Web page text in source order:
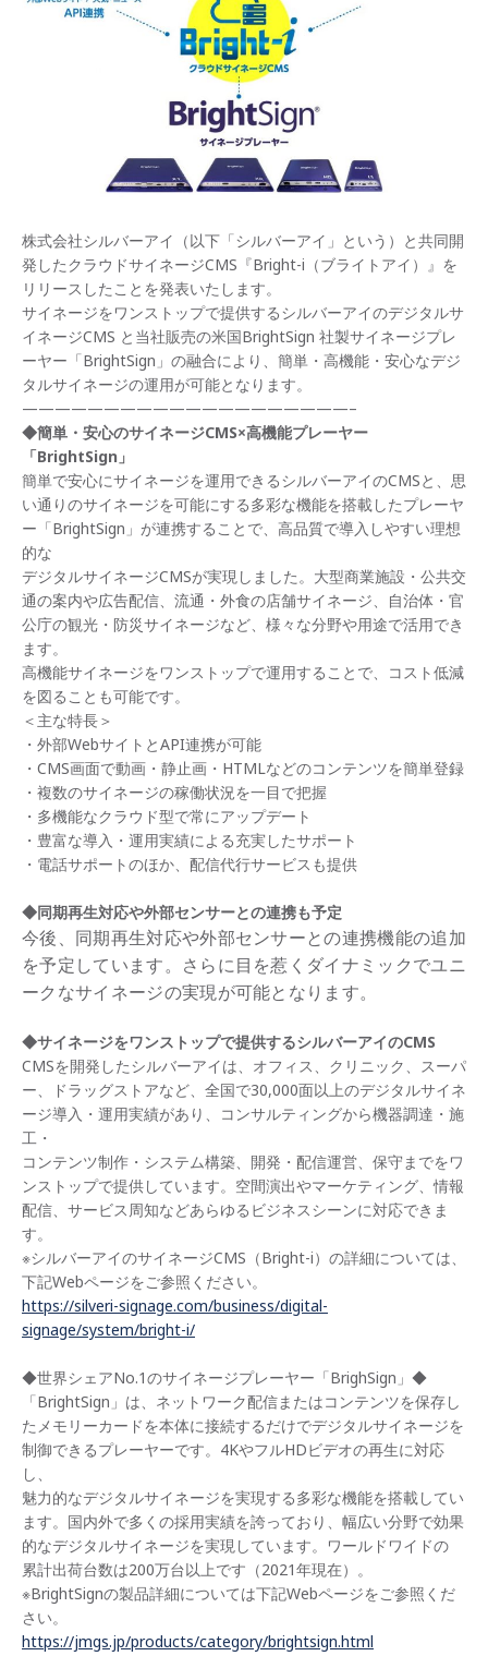
株式会社シルバーアイ（以下「シルバーアイ」という）と共同開
発したクラウドサイネージCMS『Bright-i（ブライトアイ）』を
リリースしたことを発表いたします。
サイネージをワンストップで提供するシルバーアイのデジタルサ
イネージCMS と当社販売の⽶国BrightSign 社製サイネージプレ
ーヤー「BrightSign」の融合により、簡単・⾼機能・安⼼なデジ
タルサイネージの運⽤が可能となります。
————————————————————–
◆簡単・安心のサイネージCMS×高機能プレーヤー
「BrightSign」
簡単で安心にサイネージを運用できるシルバーアイのCMSと、思
い通りのサイネージを可能にする多彩な機能を搭載したプレーヤ
ー「BrightSign」が連携することで、高品質で導入しやすい理想
的な
デジタルサイネージCMSが実現しました。大型商業施設・公共交
通の案内や広告配信、流通・外食の店舗サイネージ、自治体・官
公庁の観光・防災サイネージなど、様々な分野や用途で活用でき
ます。
高機能サイネージをワンストップで運用することで、コスト低減
を図ることも可能です。
＜主な特長＞
・外部WebサイトとAPI連携が可能
・CMS画面で動画・静止画・HTMLなどのコンテンツを簡単登録
・複数のサイネージの稼働状況を一目で把握
・多機能なクラウド型で常にアップデート
・豊富な導入・運用実績による充実したサポート
・電話サポートのほか、配信代行サービスも提供
◆同期再生対応や外部センサーとの連携も予定
今後、同期再生対応や外部センサーとの連携機能の追加
を予定しています。さらに目を惹くダイナミックでユニ
ークなサイネージの実現が可能となります。
◆サイネージをワンストップで提供するシルバーアイのCMS
CMSを開発したシルバーアイは、オフィス、クリニック、スーパ
ー、ドラッグストアなど、全国で30,000面以上のデジタルサイネ
ージ導入・運用実績があり、コンサルティングから機器調達・施
工・
コンテンツ制作・システム構築、開発・配信運営、保守までをワ
ンストップで提供しています。空間演出やマーケティング、情報
配信、サービス周知などあらゆるビジネスシーンに対応できま
す。
※シルバーアイのサイネージCMS（Bright-i）の詳細については、
下記Webページをご参照ください。
https://silveri-signage.com/business/digital-
signage/system/bright-i/
◆世界シェアNo.1のサイネージプレーヤー「BrighSign」◆
「BrightSign」は、ネットワーク配信またはコンテンツを保存し
たメモリーカードを本体に接続するだけでデジタルサイネージを
制御できるプレーヤーです。4KやフルHDビデオの再生に対応
し、
魅力的なデジタルサイネージを実現する多彩な機能を搭載してい
ます。国内外で多くの採用実績を誇っており、幅広い分野で効果
的なデジタルサイネージを実現しています。ワールドワイドの
累計出荷台数は200万台以上です（2021年現在）。
※BrightSignの製品詳細については下記Webページをご参照くだ
さい。
https://jmgs.jp/products/category/brightsign.html